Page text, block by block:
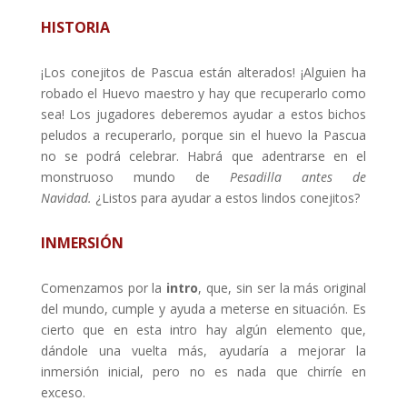
HISTORIA
¡Los conejitos de Pascua están alterados! ¡Alguien ha
robado el Huevo maestro y hay que recuperarlo como
sea! Los jugadores deberemos ayudar a estos bichos
peludos a recuperarlo, porque sin el huevo la Pascua
no se podrá celebrar. Habrá que adentrarse en el
monstruoso mundo dePesadilla antes de
Navidad. ¿Listos para ayudar a estos lindos conejitos?
INMERSIÓN
Comenzamos por la intro, que, sin ser la más original
del mundo, cumple y ayuda a meterse en situación. Es
cierto que en esta intro hay algún elemento que,
dándole una vuelta más, ayudaría a mejorar la
inmersión inicial, pero no es nada que chirríe en
exceso.